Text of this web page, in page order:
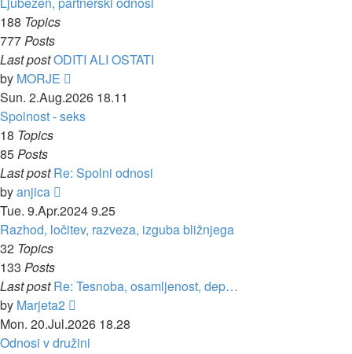
188 Topics
777Posts
Last postODITI ALI OSTATI
by MORJE
the
latest
Sun. 2.Aug.2026 18.11
Spolnost - seks
18 Topics
85Posts
Last post Re: Spolni odnosi
byanjica
the
latest
Tue. 9.Apr.2024 9.25
Razhod, ločitev, razveza, izguba bližnjega
32 Topics
133 Posts
Last post Re: Tesnoba, osamljenost, dep…
by Marjeta2
the
latest
Mon. 20.Jul.2026 18.28
Odnosi v družini